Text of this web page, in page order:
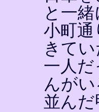
と一
小町
きてい
一人
んが
並ん